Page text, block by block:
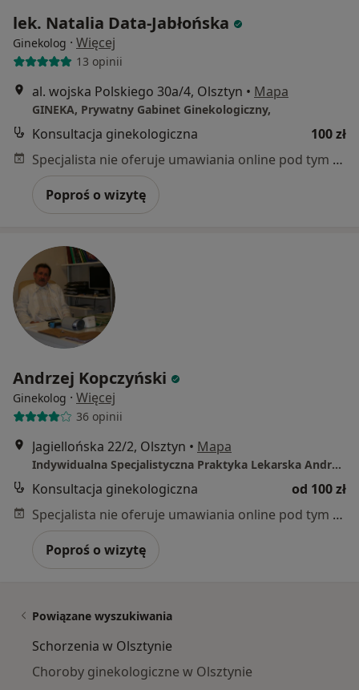
lek. Natalia Data-Jabłońska
Ginekolog · Więcej
13 opinii
al. wojska Polskiego 30a/4, Olsztyn • Mapa
GINEKA, Prywatny Gabinet Ginekologiczny,
Konsultacja ginekologiczna
100 zł
Specjalista nie oferuje umawiania online pod tym adresem.
Poproś o wizytę
Andrzej Kopczyński
Ginekolog · Więcej
36 opinii
Jagiellońska 22/2, Olsztyn • Mapa
Indywidualna Specjalistyczna Praktyka Lekarska Andrzej Kopczyński
Konsultacja ginekologiczna
od 100 zł
Specjalista nie oferuje umawiania online pod tym adresem.
Poproś o wizytę
Powiązane wyszukiwania
Schorzenia w Olsztynie
Choroby ginekologiczne w Olsztynie